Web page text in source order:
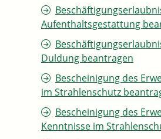
Aufenthaltsgestattung
Duldung beantragen
Bescheinigung des
im Strahlenschutz
Bescheinigung des
Kenntnisse im